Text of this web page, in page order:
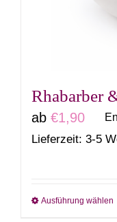
Rhabarber
ab €1,90
Lieferzeit: 3-5
Ausführung wählen